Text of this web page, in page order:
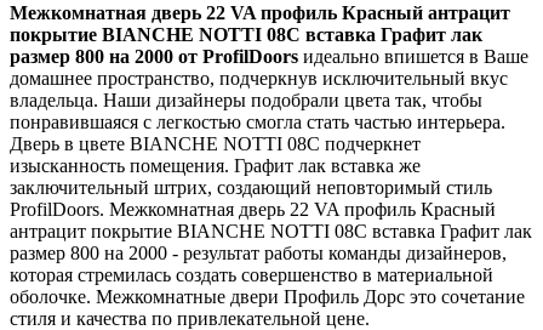
Межкомнатная дверь 22 VA профиль Красный антрацит
покрытие BIANCHE NOTTI 08C вставка Графит лак
размер 800 на 2000 от ProfilDoors идеально впишется в Ваше
домашнее пространство, подчеркнув исключительный вкус
владельца. Наши дизайнеры подобрали цвета так, чтобы
понравившаяся с легкостью смогла стать частью интерьера.
Дверь в цвете BIANCHE NOTTI 08C подчеркнет
изысканность помещения. Графит лак вставка же
заключительный штрих, создающий неповторимый стиль
ProfilDoors. Межкомнатная дверь 22 VA профиль Красный
антрацит покрытие BIANCHE NOTTI 08C вставка Графит лак
размер 800 на 2000 - результат работы команды дизайнеров,
которая стремилась создать совершенство в материальной
оболочке. Межкомнатные двери Профиль Дорс это сочетание
стиля и качества по привлекательной цене.